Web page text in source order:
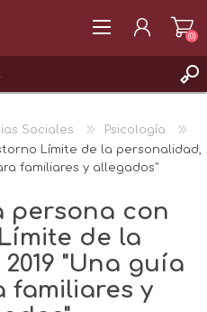
(0)
Sociales
Psicología
Límite de la personalidad,
familiares y allegados"
persona con
de la
"Una guía
familiares y